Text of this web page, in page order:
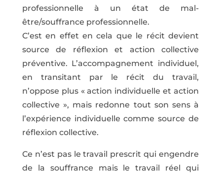
professionnelle à un état de mal-
être/souffrance professionnelle.
C’est en effet en cela que le récit devient
source de réflexion et action collective
préventive. L’accompagnement individuel,
en transitant par le récit du travail,
n’oppose plus « action individuelle et action
collective », mais redonne tout son sens à
l’expérience individuelle comme source de
réflexion collective.
Ce n’est pas le travail prescrit qui engendre
de la souffrance mais le travail réel qui